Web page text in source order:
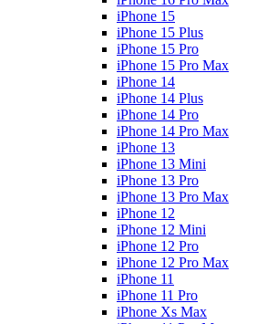
iPhone 15
iPhone 15 Plus
iPhone 15 Pro
iPhone 15 Pro Max
iPhone 14
iPhone 14 Plus
iPhone 14 Pro
iPhone 14 Pro Max
iPhone 13
iPhone 13 Mini
iPhone 13 Pro
iPhone 13 Pro Max
iPhone 12
iPhone 12 Mini
iPhone 12 Pro
iPhone 12 Pro Max
iPhone 11
iPhone 11 Pro
iPhone Xs Max